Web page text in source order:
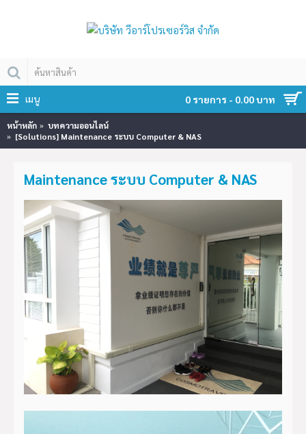
0 รายการ - 0.00 บาท
เมนู
หน้าหลัก
บทความออนไลน์
[Solutions] Maintenance ระบบ Computer & NAS
Maintenance ระบบ Computer & NAS